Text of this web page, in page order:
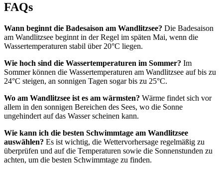
FAQs
Wann beginnt die Badesaison am Wandlitzsee? Die Badesaison
am Wandlitzsee beginnt in der Regel im späten Mai, wenn die
Wassertemperaturen stabil über 20°C liegen.
Wie hoch sind die Wassertemperaturen im Sommer? Im
Sommer können die Wassertemperaturen am Wandlitzsee auf bis zu
24°C steigen, an sonnigen Tagen sogar bis zu 25°C.
Wo am Wandlitzsee ist es am wärmsten? Wärme findet sich vor
allem in den sonnigen Bereichen des Sees, wo die Sonne
ungehindert auf das Wasser scheinen kann.
Wie kann ich die besten Schwimmtage am Wandlitzsee
auswählen? Es ist wichtig, die Wettervorhersage regelmäßig zu
überprüfen und auf die Temperaturen sowie die Sonnenstunden zu
achten, um die besten Schwimmtage zu finden.